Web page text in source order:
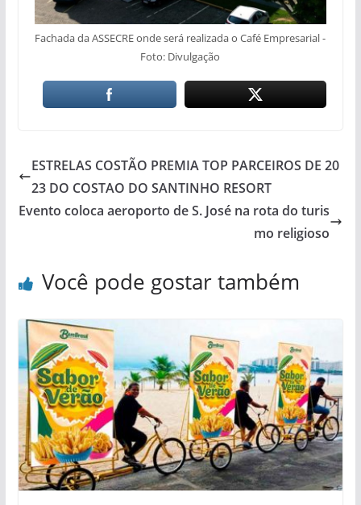
Fachada da ASSECRE onde será realizada o Café Empresarial -
Foto: Divulgação
ESTRELAS COSTÃO PREMIA TOP PARCEIROS DE 20
23 DO COSTAO DO SANTINHO RESORT
Evento coloca aeroporto de S. José na rota do turis
mo religioso
Você pode gostar também